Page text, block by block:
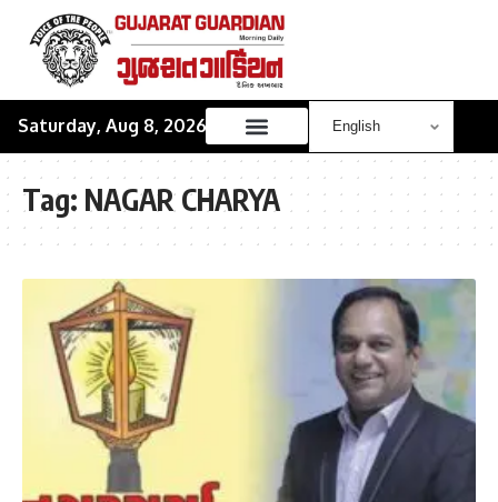
Saturday, Aug 8, 2026
Tag: NAGAR CHARYA